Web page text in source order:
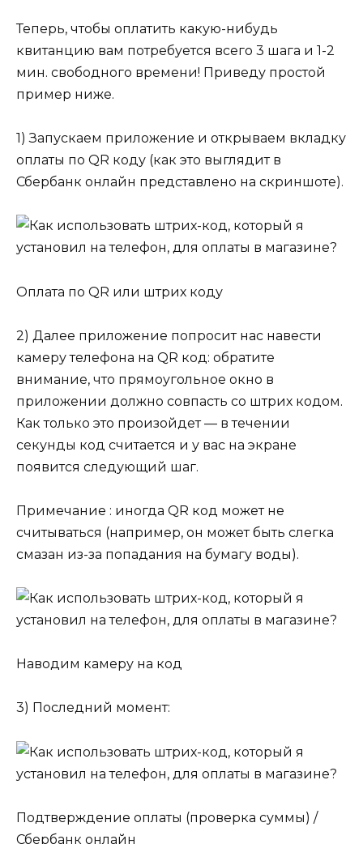
Теперь, чтобы оплатить какую-нибудь
квитанцию вам потребуется всего 3 шага и 1-2
мин. свободного времени! Приведу простой
пример ниже.
1) Запускаем приложение и открываем вкладку
оплаты по QR коду (как это выглядит в
Сбербанк онлайн представлено на скриншоте).
Оплата по QR или штрих коду
2) Далее приложение попросит нас навести
камеру телефона на QR код: обратите
внимание, что прямоугольное окно в
приложении должно совпасть со штрих кодом.
Как только это произойдет — в течении
секунды код считается и у вас на экране
появится следующий шаг.
Примечание : иногда QR код может не
считываться (например, он может быть слегка
смазан из-за попадания на бумагу воды).
Наводим камеру на код
3) Последний момент:
Подтверждение оплаты (проверка суммы) /
Сбербанк онлайн